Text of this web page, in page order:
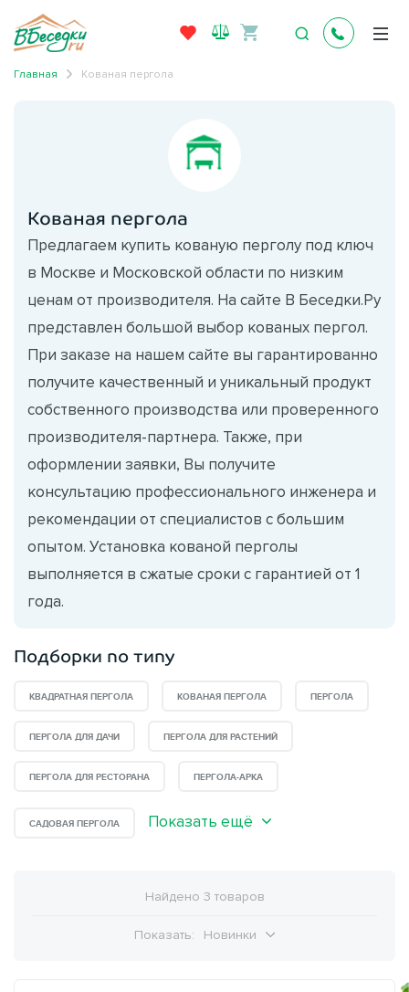
Главная Кованая пергола
Кованая пергола
Предлагаем купить кованую перголу под ключ
в Москве и Московской области по низким
ценам от производителя. На сайте В Беседки.Ру
представлен большой выбор кованых пергол.
При заказе на нашем сайте вы гарантированно
получите качественный и уникальный продукт
собственного производства или проверенного
производителя-партнера. Также, при
оформлении заявки, Вы получите
консультацию профессионального инженера и
рекомендации от специалистов с большим
опытом. Установка кованой перголы
выполняется в сжатые сроки с гарантией от 1
года.
Подборки по типу
КВАДРАТНАЯ ПЕРГОЛА КОВАНАЯ ПЕРГОЛА ПЕРГОЛА
ПЕРГОЛА ДЛЯ ДАЧИ ПЕРГОЛА ДЛЯ РАСТЕНИЙ
ПЕРГОЛА ДЛЯ РЕСТОРАНА ПЕРГОЛА-АРКА
САДОВАЯ ПЕРГОЛА Показать ещё
Найдено 3 товаров
Показать: Новинки